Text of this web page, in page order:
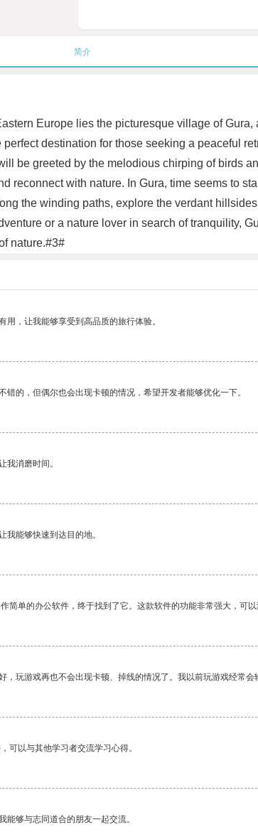
简介
Europe lies the picturesque village of
destination for those seeking a peaceful
be greeted by the melodious chirping of birds
reconnect with nature. In Gura, time seems to
the winding paths, explore the verdant
or a nature lover in search of tranquility,
nature.#3#
用，让我能够享受到高品质的旅行体验。
错的，但偶尔也会出现卡顿的情况，希望开发者能够优化一下。
我消磨时间。
我能够快速到达目的地。
简单的办公软件，终于找到了它。这款软件的功能非常强大，可
，玩游戏再也不会出现卡顿、掉线的情况了。我以前玩游戏经常会
可以与其他学习者交流学习心得。
够与志同道合的朋友一起交流。